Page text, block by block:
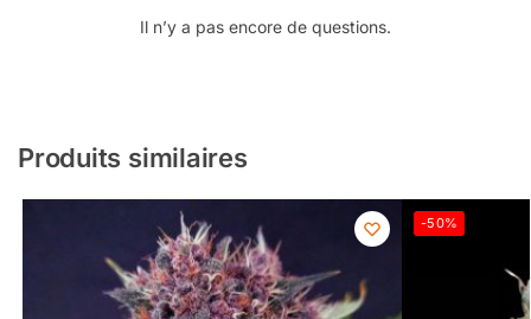
Il n’y a pas encore de questions.
Produits similaires
-50%